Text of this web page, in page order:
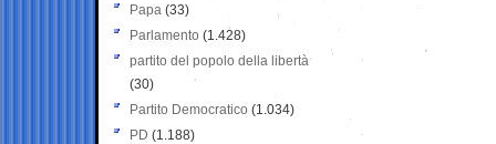
Papa (33)
Parlamento (1.428)
partito del popolo della libertà
(30)
Partito Democratico (1.034)
PD (1.188)